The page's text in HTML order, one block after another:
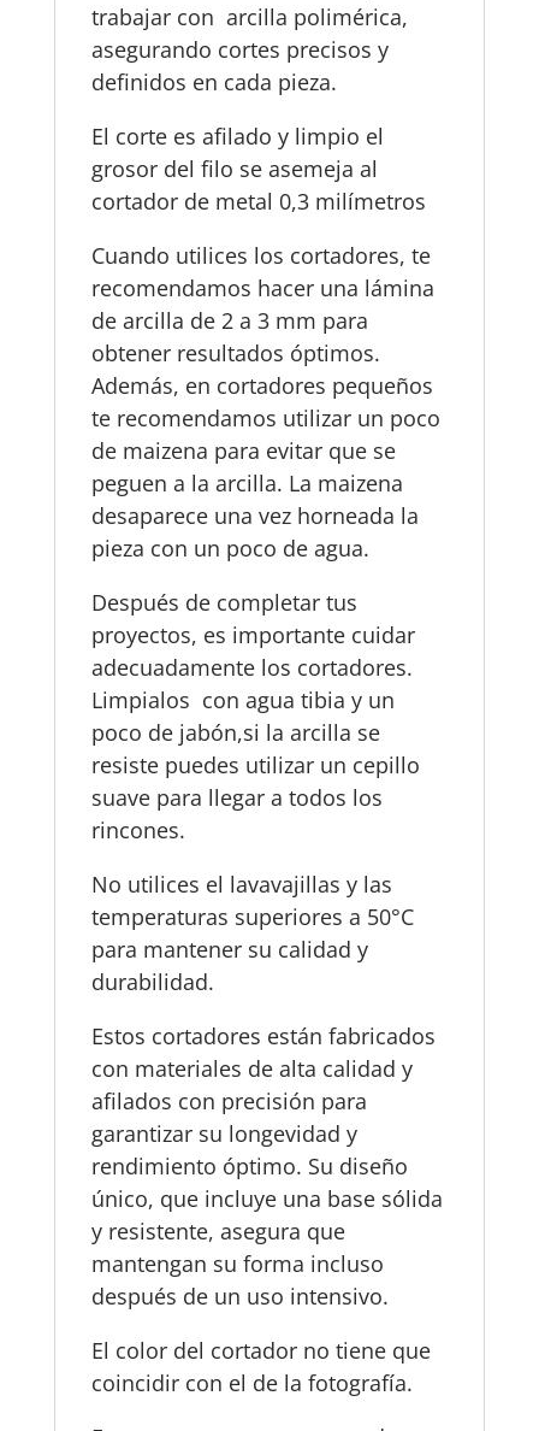
trabajar con arcilla polimérica,
asegurando cortes precisos y
definidos en cada pieza.
El corte es afilado y limpio el
grosor del filo se asemeja al
cortador de metal 0,3 milímetros
Cuando utilices los cortadores, te
recomendamos hacer una lámina
de arcilla de 2 a 3 mm para
obtener resultados óptimos.
Además, en cortadores pequeños
te recomendamos utilizar un poco
de maizena para evitar que se
peguen a la arcilla. La maizena
desaparece una vez horneada la
pieza con un poco de agua.
Después de completar tus
proyectos, es importante cuidar
adecuadamente los cortadores.
Limpialos con agua tibia y un
poco de jabón,si la arcilla se
resiste puedes utilizar un cepillo
suave para llegar a todos los
rincones.
No utilices el lavavajillas y las
temperaturas superiores a 50°C
para mantener su calidad y
durabilidad.
Estos cortadores están fabricados
con materiales de alta calidad y
afilados con precisión para
garantizar su longevidad y
rendimiento óptimo. Su diseño
único, que incluye una base sólida
y resistente, asegura que
mantengan su forma incluso
después de un uso intensivo.
El color del cortador no tiene que
coincidir con el de la fotografía.